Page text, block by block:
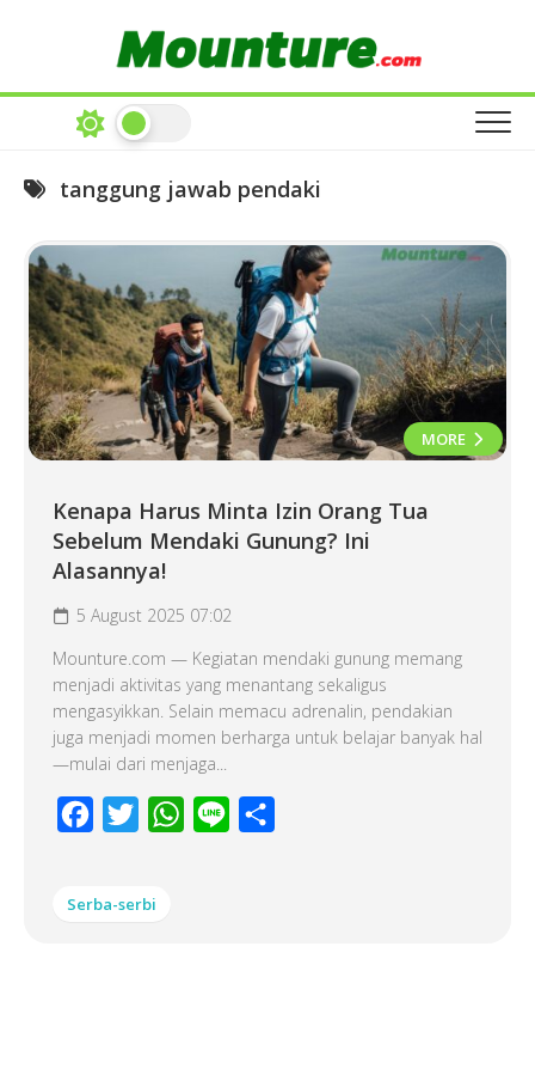
tanggung jawab pendaki
MORE
Kenapa Harus Minta Izin Orang Tua
Sebelum Mendaki Gunung? Ini
Alasannya!
5 August 2025 07:02
Mounture.com — Kegiatan mendaki gunung memang
menjadi aktivitas yang menantang sekaligus
mengasyikkan. Selain memacu adrenalin, pendakian
juga menjadi momen berharga untuk belajar banyak hal
—mulai dari menjaga...
Facebook
Twitter WhatsApp
Line
Serba-serbi